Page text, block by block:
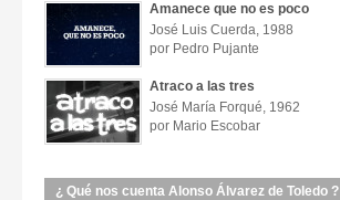
Amanece que no es poco
José Luis Cuerda, 1988
por Pedro Pujante
Atraco a las tres
José María Forqué, 1962
por Mario Escobar
¿ Qué nos cuenta Alonso Álvarez de Toledo ?